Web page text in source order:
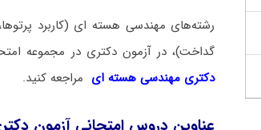
رشته‌های مهندسی هسته ای (کاربرد
گداخت)، در آزمون دکتری در مجموعه
دکتری مهندسی هسته ای مراجعه کنید.